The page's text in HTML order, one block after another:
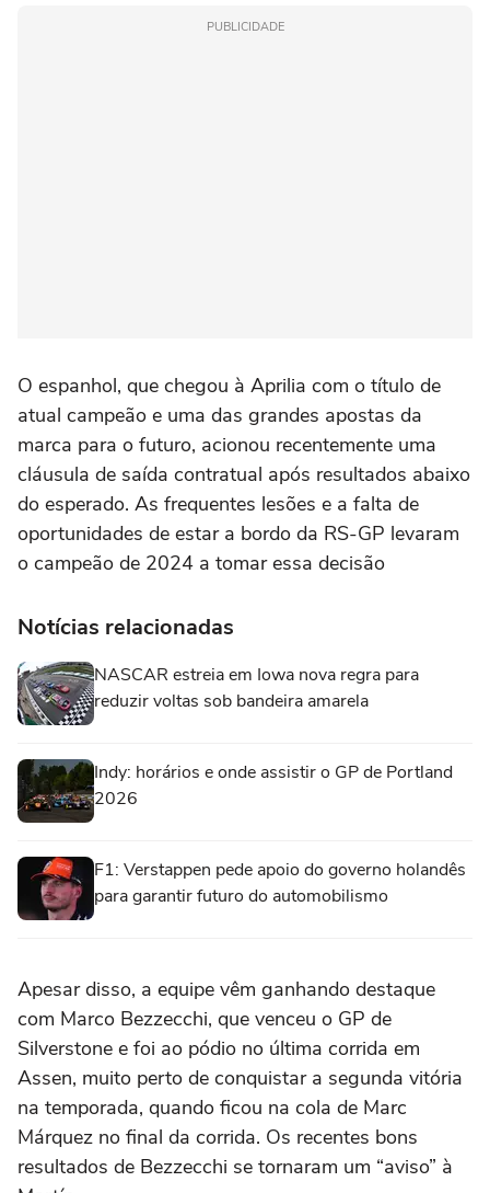
PUBLICIDADE
O espanhol, que chegou à Aprilia com o título de
atual campeão e uma das grandes apostas da
marca para o futuro, acionou recentemente uma
cláusula de saída contratual após resultados abaixo
do esperado. As frequentes lesões e a falta de
oportunidades de estar a bordo da RS-GP levaram
o campeão de 2024 a tomar essa decisão
Notícias relacionadas
NASCAR estreia em Iowa nova regra para
reduzir voltas sob bandeira amarela
Indy: horários e onde assistir o GP de Portland
2026
F1: Verstappen pede apoio do governo holandês
para garantir futuro do automobilismo
Apesar disso, a equipe vêm ganhando destaque
com Marco Bezzecchi, que venceu o GP de
Silverstone e foi ao pódio no última corrida em
Assen, muito perto de conquistar a segunda vitória
na temporada, quando ficou na cola de Marc
Márquez no final da corrida. Os recentes bons
resultados de Bezzecchi se tornaram um “aviso” à